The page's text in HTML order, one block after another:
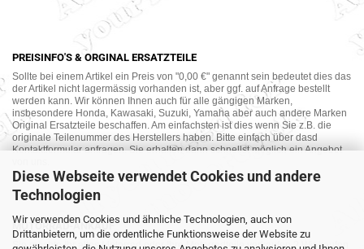
Diese Webseite verwendet Cookies und andere
Technologien
Wir verwenden Cookies und ähnliche Technologien, auch von
Drittanbietern, um die ordentliche Funktionsweise der Website zu
PREISINFO'S & ORGINAL ERSATZTEILE
Sollte bei einem Artikel ein Preis von "0,00 €" genannt sein bedeutet dies das
der Artikel nicht lagermässig vorhanden ist, aber ggf. auf Anfrage bestellt
werden kann. Wir können Ihnen auch für alle gängigen Marken,
insbesondere Honda, Kawasaki, Suzuki, Yamaha aber auch andere Marken
Original Ersatzteile beschaffen. Am einfachsten ist dies wenn Sie z.B. die
originale Teilenummer des Herstellers haben. Bitte einfach über dasd
Kontaktformular anfragen. Sie erhalten dann schnellst möglich ein Angebot
MOTORRAD-ANKAUF
Sie möchte Ihr altes Motorrad oder Ihre Motorradteile verkaufen ? Wir kaufen